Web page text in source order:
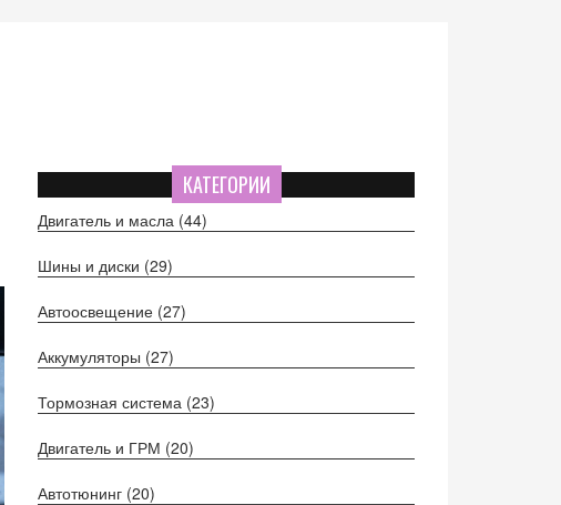
КАТЕГОРИИ
Двигатель и масла (44)
Шины и диски (29)
Автоосвещение (27)
Аккумуляторы (27)
Тормозная система (23)
Двигатель и ГРМ (20)
Автотюнинг (20)